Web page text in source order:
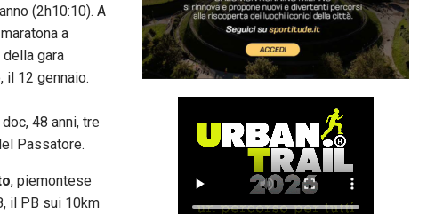
(2h10:10). A
a
della gara
il 12 gennaio.
48 anni, tre
Passatore.
, piemontese
il PB sui 10km